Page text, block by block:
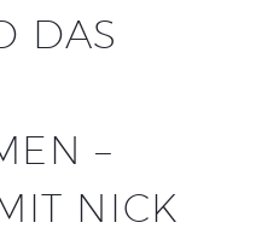
DAS
–
NICK